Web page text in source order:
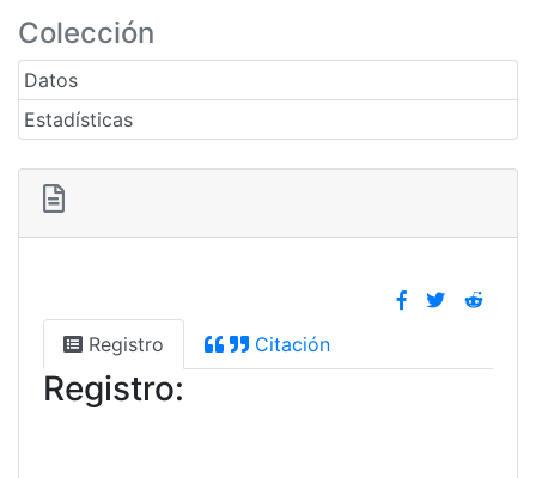
Colección
Datos
Estadísticas
Registro Citación
Registro: